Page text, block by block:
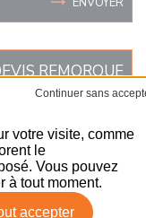
REMORQUE
INDUSTRIELLE
votre visite, comme
le
Vous pouvez
à tout moment.
accepter